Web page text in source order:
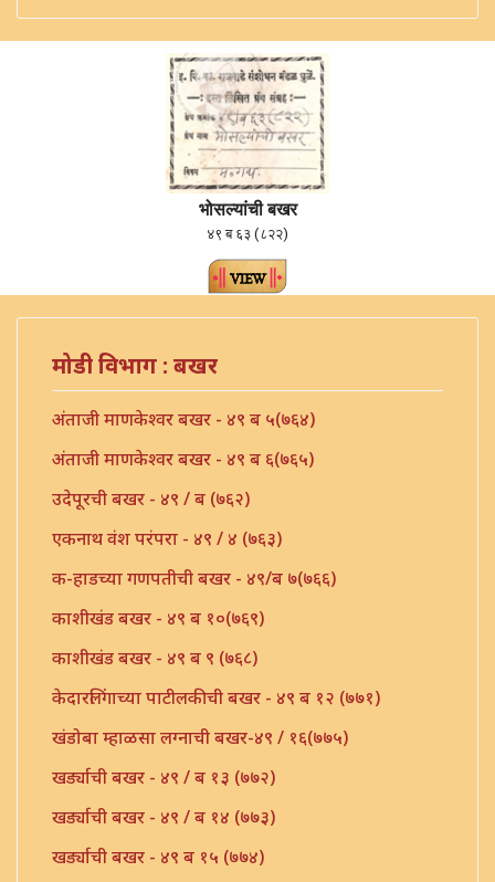
भोसल्यांची बखर
४९ ब ६३ (८२२)
मोडी विभाग : बखर
अंताजी माणकेश्वर बखर - ४९ ब ५(७६४)
अंताजी माणकेश्वर बखर - ४९ ब ६(७६५)
उदेपूरची बखर - ४९ / ब (७६२)
एकनाथ वंश परंपरा - ४९ / ४ (७६३)
क-हाडच्या गणपतीची बखर - ४९/ब ७(७६६)
काशीखंड बखर - ४९ ब १०(७६९)
काशीखंड बखर - ४९ ब ९ (७६८)
केदारलिंगाच्या पाटीलकीची बखर - ४९ ब १२ (७७१)
खंडोबा म्हाळसा लग्नाची बखर-४९ / १६(७७५)
खर्ड्याची बखर - ४९ / ब १३ (७७२)
खर्ड्याची बखर - ४९ / ब १४ (७७३)
खर्ड्याची बखर - ४९ ब १५ (७७४)